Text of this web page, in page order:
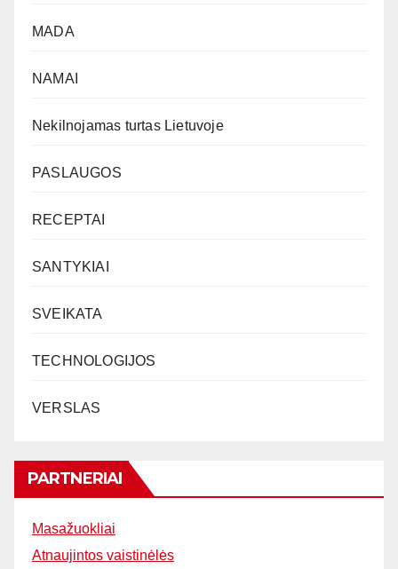
MADA
NAMAI
Nekilnojamas turtas Lietuvoje
PASLAUGOS
RECEPTAI
SANTYKIAI
SVEIKATA
TECHNOLOGIJOS
VERSLAS
PARTNERIAI
Masažuokliai
Atnaujintos vaistinėlės